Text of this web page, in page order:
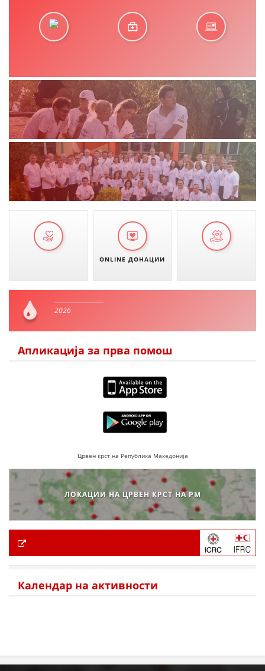
ONLINE ДОНАЦИИ
2026
Апликација за прва помош
Црвен крст на Република Македонија
ЛОКАЦИИ НА ЦРВЕН КРСТ НА РМ
Календар на активности